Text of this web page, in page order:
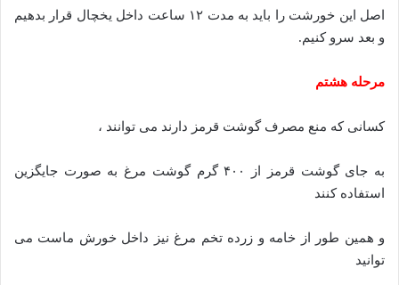
اصل این خورشت را باید به مدت ۱۲ ساعت داخل یخچال قرار بدهیم
و بعد سرو کنیم.
مرحله هشتم
کسانی که منع مصرف گوشت قرمز دارند می توانند ،
به جای گوشت قرمز از ۴۰۰ گرم گوشت مرغ به صورت جایگزین
استفاده کنند
و همین طور از خامه و زرده تخم مرغ نیز داخل خورش ماست می
توانید